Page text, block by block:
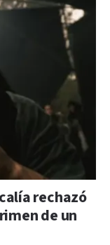
rechazó
de un